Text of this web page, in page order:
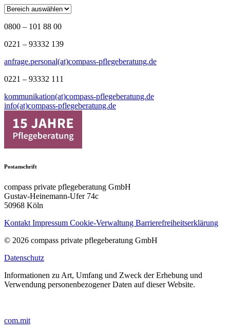
0800 – 101 88 00
0221 – 93332 139
anfrage.personal(at)compass-pflegeberatung.de
0221 – 93332 111
kommunikation(at)compass-pflegeberatung.de
info(at)compass-pflegeberatung.de
Postanschrift
compass private pflegeberatung GmbH
Gustav-Heinemann-Ufer 74c
50968 Köln
KontaktImpressum Cookie-Verwaltung Barrierefreiheitserklärung
© 2026 compass private pflegeberatung GmbH
Datenschutz
Informationen zu Art, Umfang und Zweck der Erhebung und
Verwendung personenbezogener Daten auf dieser Website.
com.mit